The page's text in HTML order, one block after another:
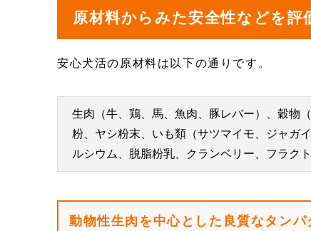
原材料からみた安全性などを評
安心犬活の原材料は以下の通りです。
生肉（牛、鶏、馬、魚肉、豚レバー）、穀物
粉、ヤシ粉末、いも類（サツマイモ、ジャガ
ルシウム、脱脂粉乳、クランベリー、フラク
動物性生肉を中心とした良質なタン